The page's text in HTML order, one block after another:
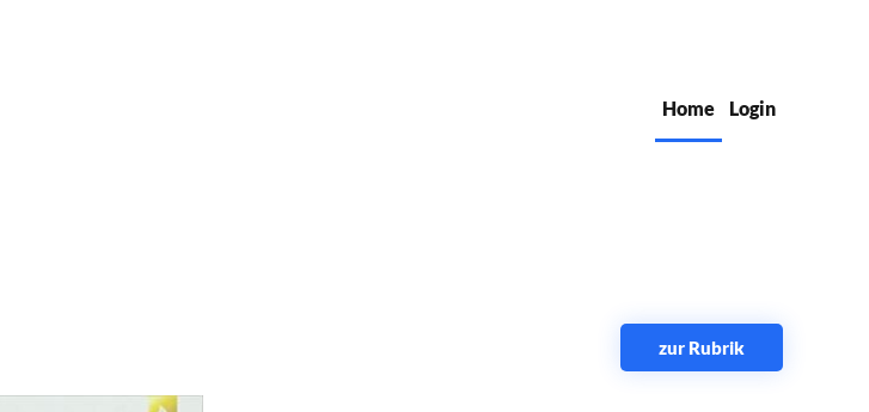
Home
Login
zur Rubrik